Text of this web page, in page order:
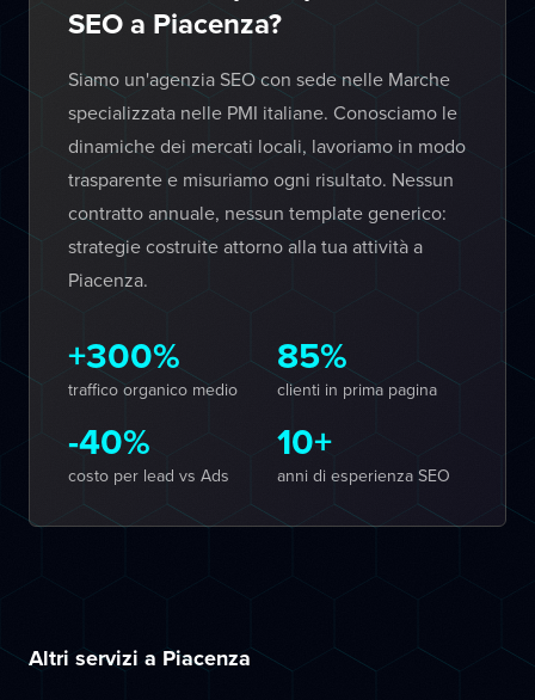
SEO a Piacenza?
Siamo un'agenzia SEO con sede nelle Marche
specializzata nelle PMI italiane. Conosciamo le
dinamiche dei mercati locali, lavoriamo in modo
trasparente e misuriamo ogni risultato. Nessun
contratto annuale, nessun template generico:
strategie costruite attorno alla tua attività a
Piacenza.
+300%
traffico organico medio
85%
clienti in prima pagina
-40%
costo per lead vs Ads
10+
anni di esperienza SEO
Altri servizi a Piacenza